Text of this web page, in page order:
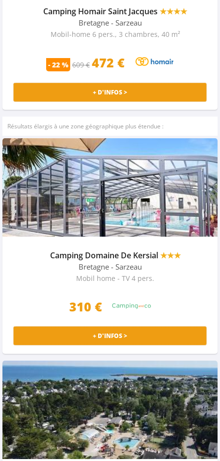
Camping Homair Saint Jacques ★★★★
Bretagne - Sarzeau
Mobil-home 6 pers., 3 chambres, 40 m²
- 22 % 609 € 472 €
+ D'INFOS >
Résultats élargis à une zone géographique plus étendue :
Camping Domaine De Kersial★★★
Bretagne - Sarzeau
Mobil home - TV 4 pers.
310 €
+ D'INFOS >